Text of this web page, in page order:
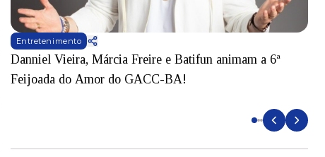
Entretenimento
Danniel Vieira, Márcia Freire e Batifun animam a 6ª
Feijoada do Amor do GACC-BA!